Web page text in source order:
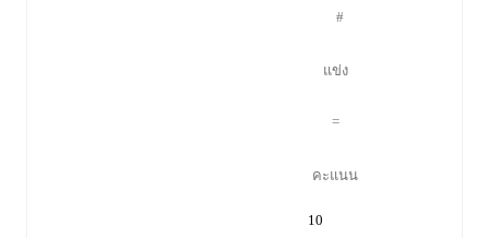
#
แข่ง
=
คะแนน
10